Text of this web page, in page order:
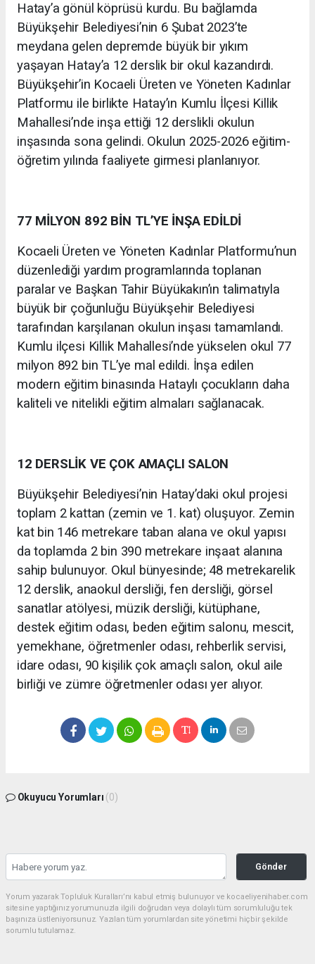
Hatay’a gönül köprüsü kurdu. Bu bağlamda
Büyükşehir Belediyesi’nin 6 Şubat 2023’te
meydana gelen depremde büyük bir yıkım
yaşayan Hatay’a 12 derslik bir okul kazandırdı.
Büyükşehir’in Kocaeli Üreten ve Yöneten Kadınlar
Platformu ile birlikte Hatay’ın Kumlu İlçesi Killik
Mahallesi’nde inşa ettiği 12 derslikli okulun
inşasında sona gelindi. Okulun 2025-2026 eğitim-
öğretim yılında faaliyete girmesi planlanıyor.
77 MİLYON 892 BİN TL’YE İNŞA EDİLDİ
Kocaeli Üreten ve Yöneten Kadınlar Platformu’nun
düzenlediği yardım programlarında toplanan
paralar ve Başkan Tahir Büyükakın’ın talimatıyla
büyük bir çoğunluğu Büyükşehir Belediyesi
tarafından karşılanan okulun inşası tamamlandı.
Kumlu ilçesi Killik Mahallesi’nde yükselen okul 77
milyon 892 bin TL’ye mal edildi. İnşa edilen
modern eğitim binasında Hataylı çocukların daha
kaliteli ve nitelikli eğitim almaları sağlanacak.
12 DERSLİK VE ÇOK AMAÇLI SALON
Büyükşehir Belediyesi’nin Hatay’daki okul projesi
toplam 2 kattan (zemin ve 1. kat) oluşuyor. Zemin
kat bin 146 metrekare taban alana ve okul yapısı
da toplamda 2 bin 390 metrekare inşaat alanına
sahip bulunuyor. Okul bünyesinde; 48 metrekarelik
12 derslik, anaokul dersliği, fen dersliği, görsel
sanatlar atölyesi, müzik dersliği, kütüphane,
destek eğitim odası, beden eğitim salonu, mescit,
yemekhane, öğretmenler odası, rehberlik servisi,
idare odası, 90 kişilik çok amaçlı salon, okul aile
birliği ve zümre öğretmenler odası yer alıyor.
Okuyucu Yorumları (0)
Gönder
Yorum yazarak Topluluk Kuralları’nı kabul etmiş bulunuyor ve kocaeliyenihaber.com
sitesine yaptığınız yorumunuzla ilgili doğrudan veya dolaylı tüm sorumluluğu tek
başınıza üstleniyorsunuz. Yazılan tüm yorumlardan site yönetimi hiçbir şekilde
sorumlu tutulamaz.